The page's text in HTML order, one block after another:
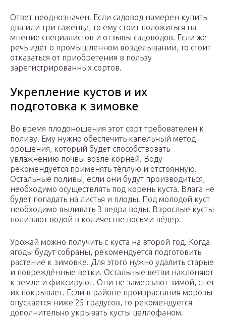
Ответ неоднозначен. Если садовод намерен купить
два или три саженца, то ему стоит положиться на
мнение специалистов и отзывы садоводов. Если же
речь идёт о промышленном возделывании, то стоит
отказаться от приобретения в пользу
зарегистрированных сортов.
Укрепление кустов и их
подготовка к зимовке
Во время плодоношения этот сорт требователен к
поливу. Ему нужно обеспечить капельный метод
орошения, который будет способствовать
увлажнению почвы возле корней. Воду
рекомендуется применять тёплую и отстоянную.
Остальные поливы, если они будут производиться,
необходимо осуществлять под корень куста. Влага не
будет попадать на листья и плоды. Под молодой куст
необходимо выливать 3 ведра воды. Взрослые кусты
поливают водой в количестве восьми вёдер.
Урожай можно получить с куста на второй год. Когда
ягоды будут собраны, рекомендуется подготовить
растение к зимовке. Для этого нужно удалить старые
и повреждённые ветки. Остальные ветви наклоняют
к земле и фиксируют. Они не замерзают зимой, снег
их покрывает. Если в районе произрастания морозы
опускается ниже 25 градусов, то рекомендуется
дополнительно укрывать кусты целлофаном.